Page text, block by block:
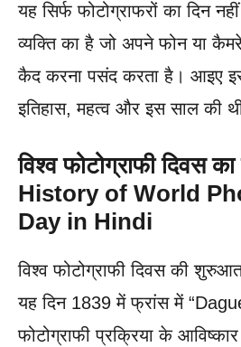
यह सिर्फ फोटोग्राफरों का दिन
व्यक्ति का है जो अपने फोन या
कैद करना पसंद करता है। आइए
इतिहास, महत्व और इस साल की
विश्व फोटोग्राफी दिवस
History of World
Day in Hindi
विश्व फोटोग्राफी दिवस की
यह दिन 1839 में फ्रांस में
फोटोग्राफी प्रक्रिया के